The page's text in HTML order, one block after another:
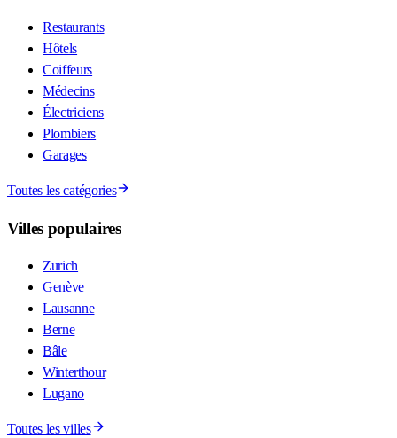
Restaurants
Hôtels
Coiffeurs
Médecins
Électriciens
Plombiers
Garages
Toutes les catégories
Villes populaires
Zurich
Genève
Lausanne
Berne
Bâle
Winterthour
Lugano
Toutes les villes